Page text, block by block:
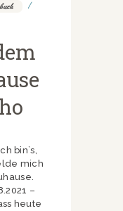
bin`s,
mich
–
heute